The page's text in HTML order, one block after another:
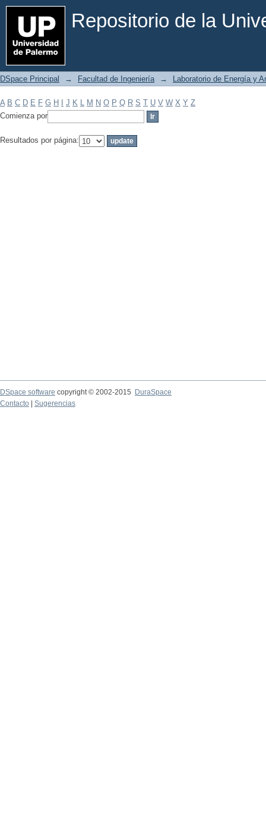
Repositorio de la
Filtrar por: Materia
DSpace Principal → Facultad de Ingeniería → Laboratorio de Energía y
A B C D E F G H J K L M N O P Q R S T U V W X Y Z
Comienza por
Resultados por página:
DSpace software copyright © 2002-2015
DuraSpace
Contacto
Sugerencias